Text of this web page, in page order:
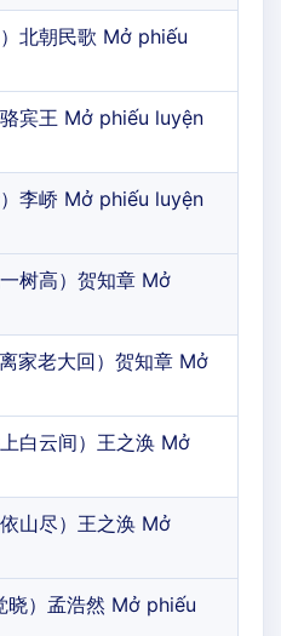
北朝民歌 Mở phiếu
宾王 Mở phiếu luyện
李峤 Mở phiếu luyện
树高）贺知章 Mở
家老大回）贺知章 Mở
白云间）王之涣 Mở
山尽）王之涣 Mở
晓）孟浩然 Mở phiếu